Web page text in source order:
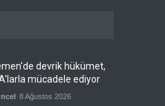
devrik hükümet,
mücadele ediyor
8 Ağustos 2026